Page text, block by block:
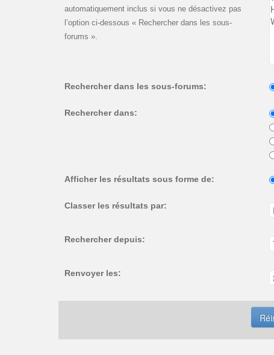
automatiquement inclus si vous ne désactivez pas
l’option ci-dessous « Rechercher dans les sous-
forums ».
Rechercher dans les sous-forums:
Rechercher dans:
Afficher les résultats sous forme de:
Classer les résultats par:
Rechercher depuis:
Renvoyer les: